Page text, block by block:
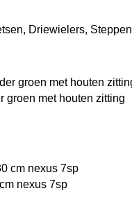
Driewielers, Steppen
groen met houten zitting
nexus 7sp